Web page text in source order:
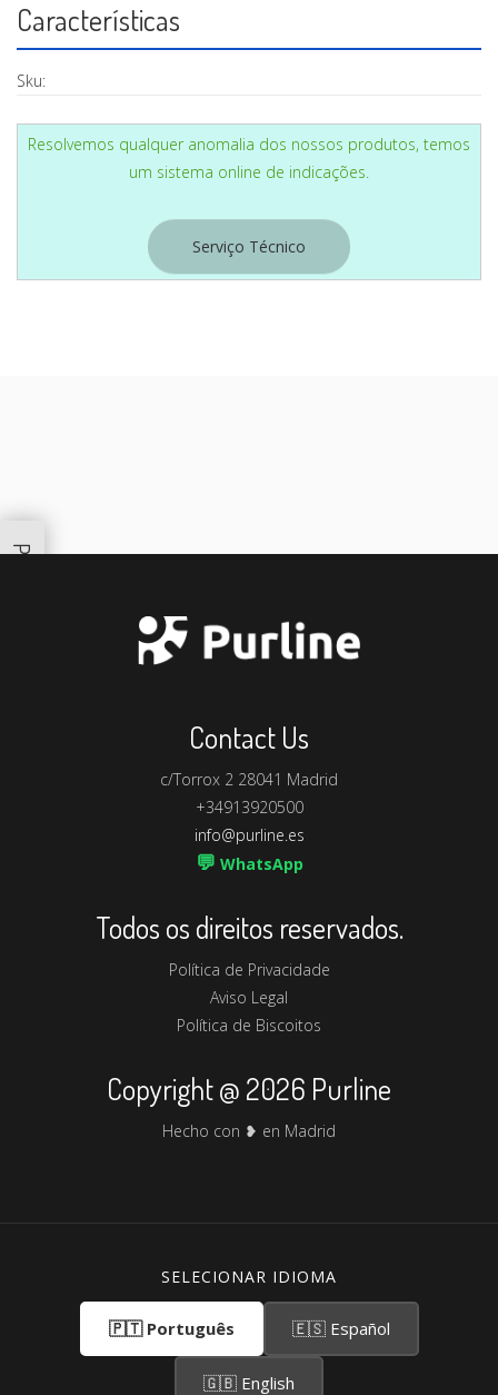
Características
Sku:
Resolvemos qualquer anomalia dos nossos produtos, temos
um sistema online de indicações.
Serviço Técnico
Contact Us
c/Torrox 2 28041 Madrid
+34913920500
info@purline.es
💬 WhatsApp
Todos os direitos reservados.
Política de Privacidade
Aviso Legal
Política de Biscoitos
Copyright @ 2026 Purline
Hecho con ❥ en Madrid
SELECIONAR IDIOMA
🇵🇹 Português 🇪🇸 Español
🇬🇧 English